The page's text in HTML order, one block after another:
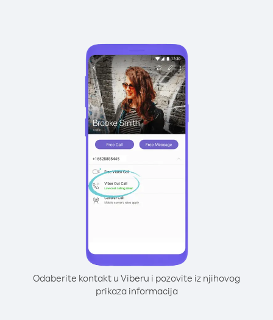
Odaberite kontakt u Viberu i pozovite iz njihovog
prikaza informacija